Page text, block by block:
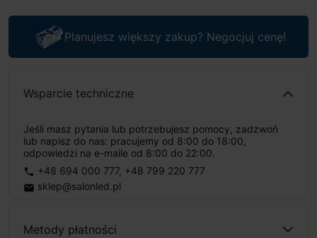
Planujesz większy zakup? Negocjuj cenę!
Wsparcie techniczne
Jeśli masz pytania lub potrzebujesz pomocy, zadzwoń
lub napisz do nas: pracujemy od 8:00 do 18:00,
odpowiedzi na e-maile od 8:00 do 22:00.
phone +48 694 000 777, +48 799 220 777
email sklep@salonled.pl
Metody płatności